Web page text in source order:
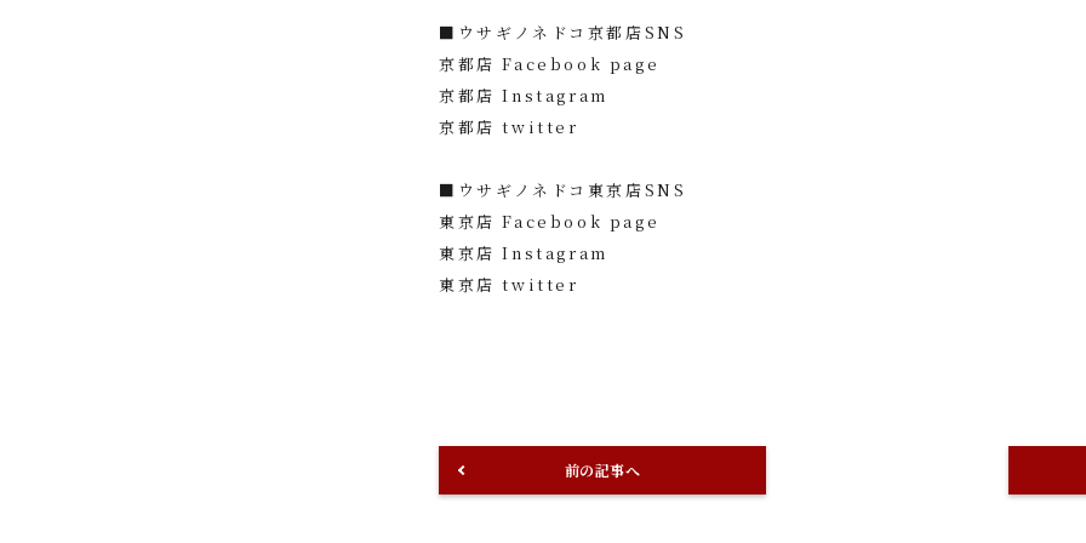
■ウサギノネドコ京都店SNS
京都店 Facebook page
京都店 Instagram
京都店 twitter
■ウサギノネドコ東京店SNS
東京店 Facebook page
東京店 Instagram
東京店 twitter
前の記事へ